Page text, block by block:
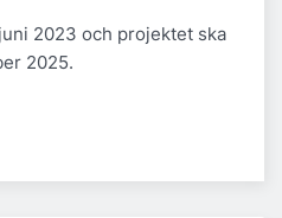
2023 och projektet ska
2025.